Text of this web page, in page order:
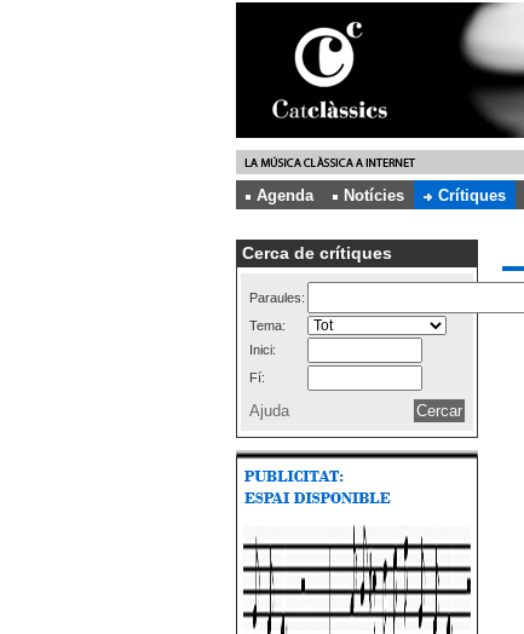
Agenda
Notícies Crítiques
Cerca de crítiques
Paraules:
Tema:
Inici:
Fí:
Ajuda